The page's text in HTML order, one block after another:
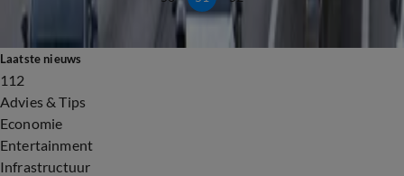
Laatste nieuws
112
Advies & Tips
Economie
Entertainment
Infrastructuur